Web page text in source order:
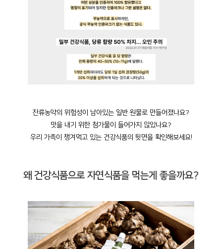
잔류농약의 위험성이 남아있는 일반 원물로 만들어졌나요?
맛을 내기 위한 첨가물이 들어가지 않았나요?
우리 가족이 챙겨먹고 있는 건강식품의 뒷면을 확인해보세요!
왜 건강식품으로 자연식품을 먹는게 좋을까요?